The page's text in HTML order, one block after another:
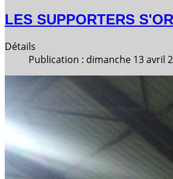
LES SUPPORTERS
Détails
Publication : dimanche 13 avril